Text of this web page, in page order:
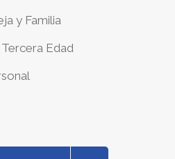
y Familia
Edad